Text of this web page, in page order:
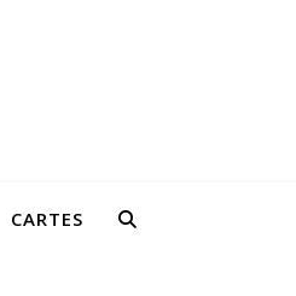
CARTES